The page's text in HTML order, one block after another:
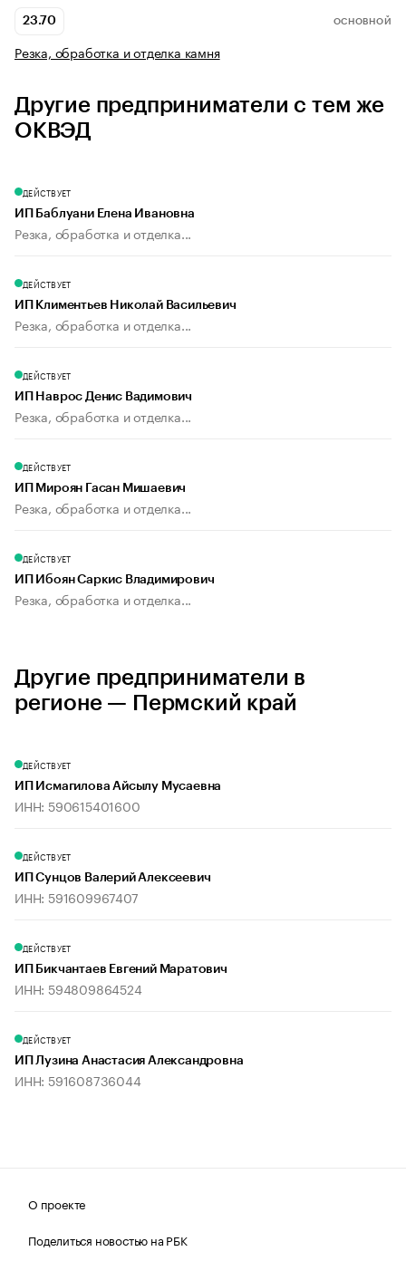
23.70 ОСНОВНОЙ
Резка, обработка и отделка камня
Другие предприниматели с тем же
ОКВЭД
ДЕЙСТВУЕТ
ИП Баблуани Елена Ивановна
Резка, обработка и отделка...
ДЕЙСТВУЕТ
ИП Климентьев Николай Васильевич
Резка, обработка и отделка...
ДЕЙСТВУЕТ
ИП Наврос Денис Вадимович
Резка, обработка и отделка...
ДЕЙСТВУЕТ
ИП Мироян Гасан Мишаевич
Резка, обработка и отделка...
ДЕЙСТВУЕТ
ИП Ибоян Саркис Владимирович
Резка, обработка и отделка...
Другие предприниматели в
регионе — Пермский край
ДЕЙСТВУЕТ
ИП Исмагилова Айсылу Мусаевна
ИНН: 590615401600
ДЕЙСТВУЕТ
ИП Сунцов Валерий Алексеевич
ИНН: 591609967407
ДЕЙСТВУЕТ
ИП Бикчантаев Евгений Маратович
ИНН: 594809864524
ДЕЙСТВУЕТ
ИП Лузина Анастасия Александровна
ИНН: 591608736044
О проекте
Поделиться новостью на РБК